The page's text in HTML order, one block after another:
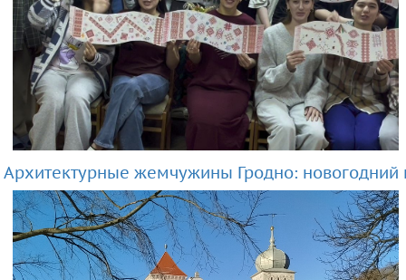
Архитектурные жемчужины Гродно: новогодний